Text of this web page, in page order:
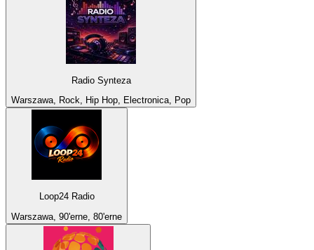
Radio Synteza
Warszawa, Rock, Hip Hop, Electronica, Pop
Loop24 Radio
Warszawa, 90'erne, 80'erne